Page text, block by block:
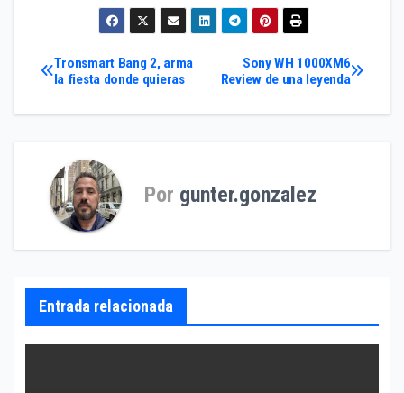
Navegación
de
Sony WH 1000XM6
Review de una leyenda
Tronsmart Bang 2, arma
la fiesta donde quieras
Por gunter.gonzalez
Entrada relacionada